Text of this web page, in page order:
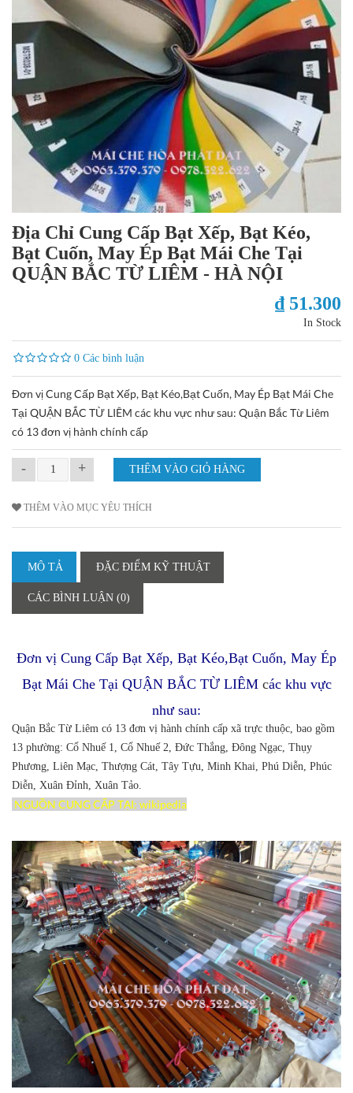
Địa Chỉ Cung Cấp Bạt Xếp, Bạt Kéo,
Bạt Cuốn, May Ép Bạt Mái Che Tại
QUẬN BẮC TỪ LIÊM - HÀ NỘI
₫ 51.300
In Stock
0 Các bình luận
Đơn vị Cung Cấp Bạt Xếp, Bạt Kéo,Bạt Cuốn, May Ép Bạt Mái Che
Tại QUẬN BẮC TỪ LIÊM các khu vực như sau: Quận Bắc Từ Liêm
có 13 đơn vị hành chính cấp
- +
THÊM VÀO MỤC YÊU THÍCH
MÔ TẢ ĐẶC ĐIỂM KỸ THUẬT
CÁC BÌNH LUẬN (0)
Đơn vị Cung Cấp Bạt Xếp, Bạt Kéo,Bạt Cuốn, May Ép
Bạt Mái Che Tại QUẬN BẮC TỪ LIÊM các khu vực
như sau:
Quận Bắc Từ Liêm có 13 đơn vị hành chính cấp xã trực thuộc, bao gồm
13 phường: Cổ Nhuế 1, Cổ Nhuế 2, Đức Thắng, Đông Ngạc, Thụy
Phương, Liên Mạc, Thượng Cát, Tây Tựu, Minh Khai, Phú Diễn, Phúc
Diễn, Xuân Đỉnh, Xuân Tảo.
NGUỒN CUNG CẤP TẠI: wikipedia